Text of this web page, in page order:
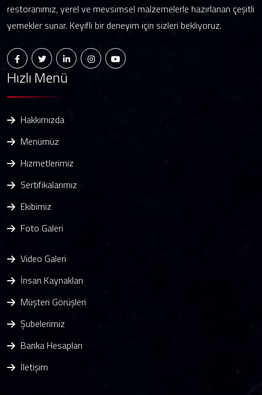
restoranımız, yerel ve mevsimsel malzemelerle hazırlanan çeşitli
yemekler sunar. Keyifli bir deneyim için sizleri bekliyoruz.
Hızlı Menü
Hakkımızda
Menümüz
Hizmetlerimiz
Sertifikalarımız
Ekibimiz
Foto Galeri
Video Galeri
İnsan Kaynakları
Müşteri Görüşleri
Şubelerimiz
Banka Hesapları
İletişim